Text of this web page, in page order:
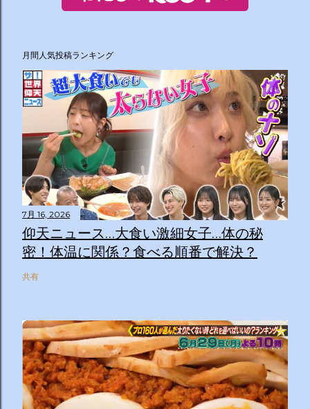
月間人気投稿ランキング
7月 16, 2026
仰天ニュース…大食い激細女子…体の秘
密！体温に関係？食べる順番で解決？
共有